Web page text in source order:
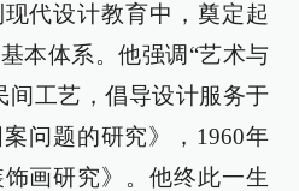
代设计教育中，奠定起
本体系。他强调“艺术与
间工艺，倡导设计服务于
问题的研究》，1960年
画研究》。他终此一生